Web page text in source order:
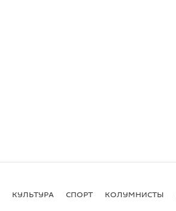
КУЛЬТУРА СПОРТ КОЛУМНИСТЫ